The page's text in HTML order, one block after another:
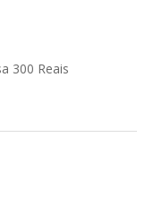
300 Reais